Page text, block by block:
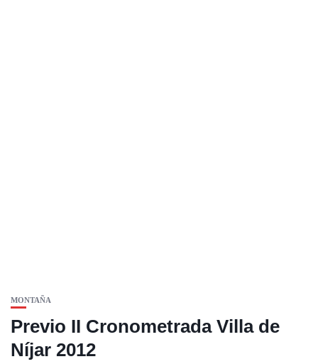
MONTAÑA
Previo II Cronometrada Villa de
Níjar 2012